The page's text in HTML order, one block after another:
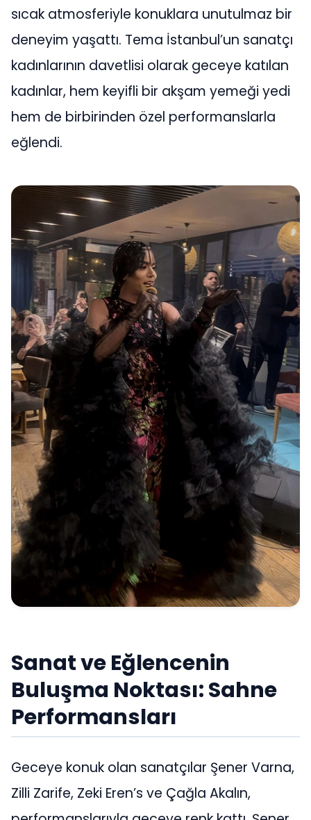
sıcak atmosferiyle konuklara unutulmaz bir
deneyim yaşattı. Tema İstanbul’un sanatçı
kadınlarının davetlisi olarak geceye katılan
kadınlar, hem keyifli bir akşam yemeği yedi
hem de birbirinden özel performanslarla
eğlendi.
Sanat ve Eğlencenin
Buluşma Noktası: Sahne
Performansları
Geceye konuk olan sanatçılar Şener Varna,
Zilli Zarife, Zeki Eren’s ve Çağla Akalın,